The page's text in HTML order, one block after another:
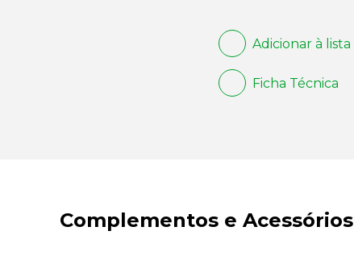
Adicionar à lista
Ficha Técnica
Complementos e Acessórios